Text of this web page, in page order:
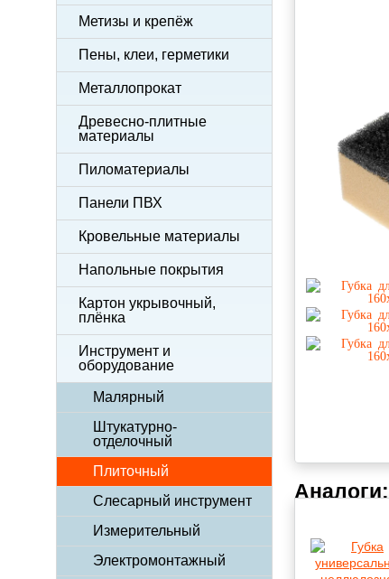
Метизы и крепёж
Пены, клеи, герметики
Металлопрокат
Древесно-плитные
материалы
Пиломатериалы
Панели ПВХ
Кровельные материалы
Напольные покрытия
Картон укрывочный,
плёнка
Инструмент и
оборудование
Малярный
Штукатурно-
отделочный
Плиточный
Слесарный инструмент
Измерительный
Электромонтажный
Аналоги: